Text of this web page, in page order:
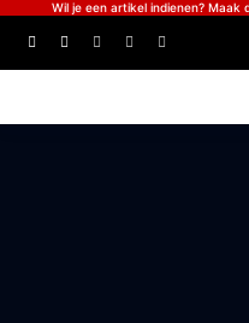
Wil je een artikel indienen?